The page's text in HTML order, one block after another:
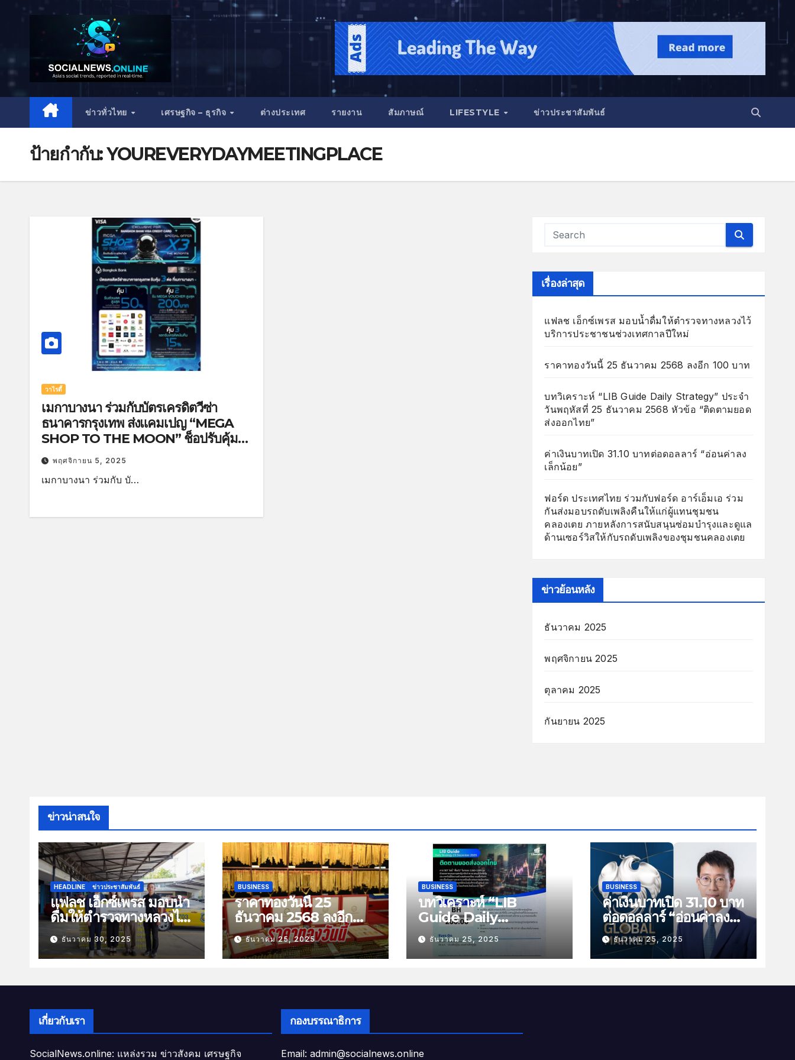
ข่าวทั่วไทย เศรษฐกิจ – ธุรกิจ ต่างประเทศ รายงาน สัมภาษณ์ LIFESTYLE ข่าวประชาสัมพันธ์
ป้ายกำกับ:YOUREVERYDAYMEETINGPLACE
วาไรตี้
เมกาบางนา ร่วมกับบัตรเครดิตวีซ่า
ธนาคารกรุงเทพ ส่งแคมเปญ “MEGA
SHOP TO THE MOON” ช็อปรับคุ้ม
ทะลุขีดจำกัด มอบสิทธิพิเศษถึง 3 ต่อสุด
คุ้มวันนี้-4 ม.ค.69
พฤศจิกายน 5, 2025
เมกาบางนา ร่วมกับ บั…
เรื่องล่าสุด
แฟลช เอ็กซ์เพรส มอบน้ำดื่มให้ตำรวจทางหลวงไว้
บริการประชาชนช่วงเทศกาลปีใหม่
ราคาทองวันนี้ 25 ธันวาคม 2568 ลงอีก 100 บาท
บทวิเคราะห์ “LIB Guide Daily Strategy” ประจำ
วันพฤหัสที่ 25 ธันวาคม 2568 หัวข้อ “ติดตามยอด
ส่งออกไทย”
ค่าเงินบาทเปิด 31.10 บาทต่อดอลลาร์ “อ่อนค่าลง
เล็กน้อย”
ฟอร์ด ประเทศไทย ร่วมกับฟอร์ด อาร์เอ็มเอ ร่วม
กันส่งมอบรถดับเพลิงคืนให้แก่ผู้แทนชุมชน
คลองเตย ภายหลังการสนับสนุนซ่อมบำรุงและดูแล
ด้านเซอร์วิสให้กับรถดับเพลิงของชุมชนคลองเตย
ข่าวย้อนหลัง
ธันวาคม 2025
พฤศจิกายน 2025
ตุลาคม 2025
กันยายน 2025
ข่าวน่าสนใจ
HEADLINE ข่าวประชาสัมพันธ์
แฟลช เอ็กซ์เพรส มอบน้ำ
ดื่มให้ตำรวจทางหลวงไว้
บริการประชาชนช่วง
เทศกาลปีใหม่
ธันวาคม 30, 2025
BUSINESS
ราคาทองวันนี้ 25
ธันวาคม 2568 ลงอีก
100 บาท
ธันวาคม 25, 2025
BUSINESS
บทวิเคราะห์ “LIB
Guide Daily
Strategy” ประจำวัน
พฤหัสที่ 25 ธันวาคม
2568 หัวข้อ “ติดตาม
ธันวาคม 25, 2025
BUSINESS
ค่าเงินบาทเปิด 31.10 บาท
ต่อดอลลาร์ “อ่อนค่าลง
เล็กน้อย”
ธันวาคม 25, 2025
เกี่ยวกับเรา
SocialNews.online: แหล่งรวม ข่าวสังคม เศรษฐกิจ
กองบรรณาธิการ
Email: admin@socialnews.online